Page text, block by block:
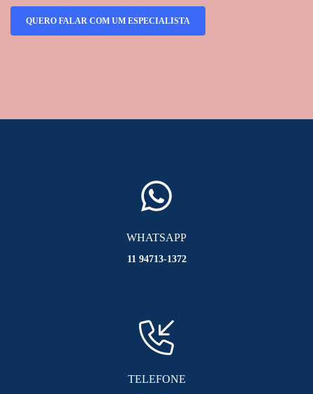
QUERO FALAR COM UM ESPECIALISTA
WHATSAPP
11 94713-1372
TELEFONE